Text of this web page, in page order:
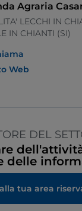
Agraria
LECCHI IN
IN CHIANTI (SI)
Web
DEL
delle
tua area